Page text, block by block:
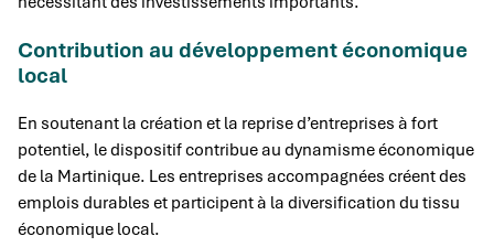
Contribution au développement économique
local
En soutenant la création et la reprise d’entreprises à fort
potentiel, le dispositif contribue au dynamisme économique
de la Martinique. Les entreprises accompagnées créent des
emplois durables et participent à la diversification du tissu
économique local.